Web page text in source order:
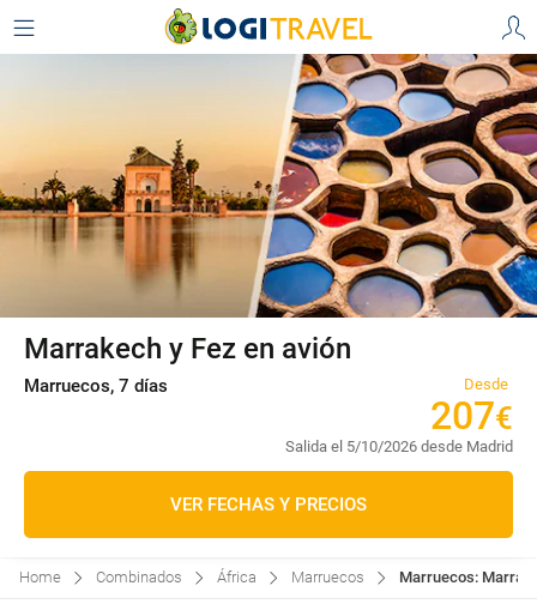
Marrakech y Fez en avión
Marruecos, 7 días Desde
207€
Salida el 5/10/2026 desde Madrid
VER FECHAS Y PRECIOS
Home Combinados África Marruecos Marruecos: